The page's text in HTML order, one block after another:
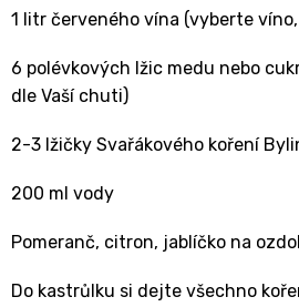
1 litr červeného vína (vyberte
6 polévkových lžic medu nebo
dle Vaší chuti)
2-3 lžičky Svařákového koření
200 ml vody
Pomeranč, citron, jablíčko na
Do kastrůlku si dejte všechno